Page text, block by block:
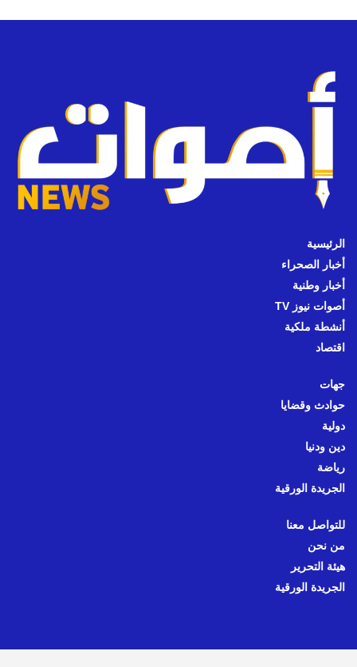
الرئيسية
أخبار الصحراء
أخبار وطنية
أصوات نيوز TV
أنشطة ملكية
اقتصاد
جهات
حوادث وقضايا
دولية
دين ودنيا
رياضة
الجريدة الورقية
للتواصل معنا
من نحن
هيئة التحرير
الجريدة الورقية